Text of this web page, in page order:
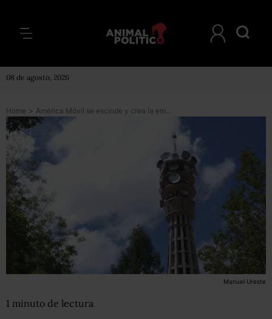
08 de agosto, 2026
Home > América Móvil se escinde y crea la empresa Telesites (sigue bajo el control de Slim)
Manuel Ureste
1 minuto de lectura